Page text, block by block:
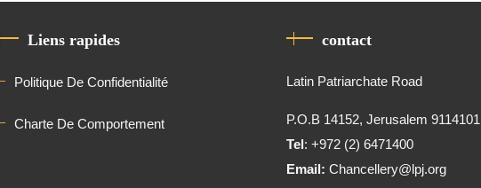
Liens rapides
Politique De Confidentialité
Charte De Comportement
contact
Latin Patriarchate Road
P.O.B 14152, Jerusalem 9114101
Tel: +972 (2) 6471400
Email:Chancellery@lpj.org